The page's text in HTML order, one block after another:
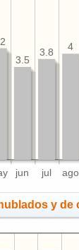
jun jul ago
4
3.8
3.5
y de